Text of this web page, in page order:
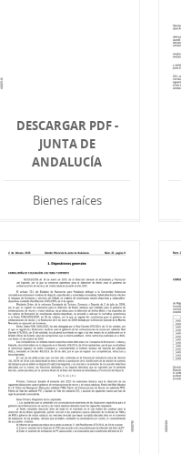
DESCARGAR PDF -
JUNTA DE
ANDALUCÍA
Bienes raíces